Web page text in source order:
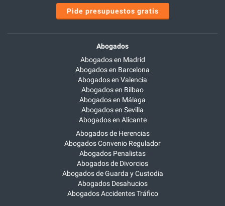
Pide presupuestos gratis
Abogados
Abogados en Madrid
Abogados en Barcelona
Abogados en Valencia
Abogados en Bilbao
Abogados en Málaga
Abogados en Sevilla
Abogados en Alicante
Abogados de Herencias
Abogados Convenio Regulador
Abogados Penalistas
Abogados de Divorcios
Abogados de Guarda y Custodia
Abogados Desahucios
Abogados Accidentes Tráfico